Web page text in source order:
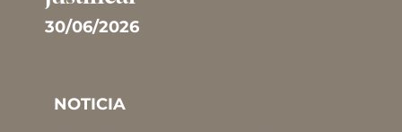
30/06/2026
NOTICIA